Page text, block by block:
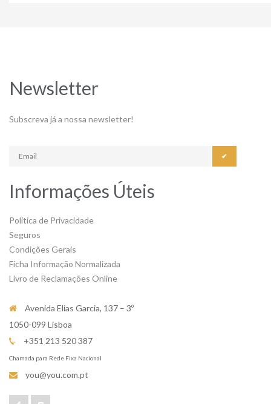
Newsletter
Subscreva já a nossa newsletter!
✔
Informações Úteis
Política de Privacidade
Seguros
Condições Gerais
Ficha Informação Normalizada
Livro de Reclamações Online
Avenida Elias Garcia, 137 – 3º
1050-099 Lisboa
+351 213 520 387
Chamada para Rede Fixa Nacional
you@you.com.pt